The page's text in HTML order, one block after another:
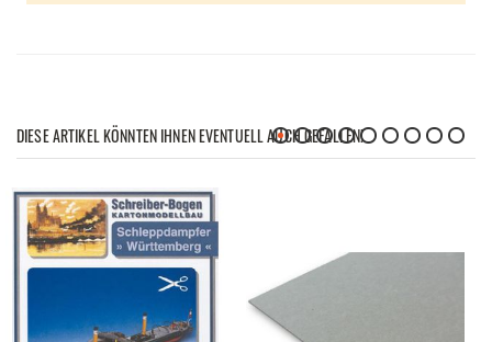
DIESE ARTIKEL KÖNNTEN IHNEN EVENTUELL AUCH GEFALLEN!